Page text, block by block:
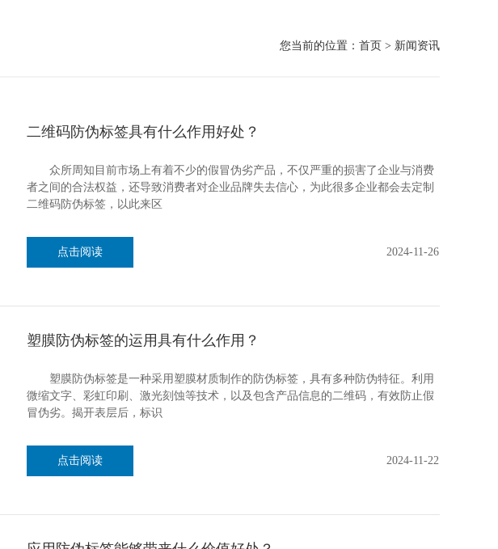
您当前的位置： 首页 > 新闻资讯
二维码防伪标签具有什么作用好处？
众所周知目前市场上有着不少的假冒伪劣产品，不仅严重的损害了企业与消费
者之间的合法权益，还导致消费者对企业品牌失去信心，为此很多企业都会去定制
二维码防伪标签，以此来区
点击阅读 2024-11-26
塑膜防伪标签的运用具有什么作用？
塑膜防伪标签是一种采用塑膜材质制作的防伪标签，具有多种防伪特征。利用
微缩文字、彩虹印刷、激光刻蚀等技术，以及包含产品信息的二维码，有效防止假
冒伪劣。揭开表层后，标识
点击阅读 2024-11-22